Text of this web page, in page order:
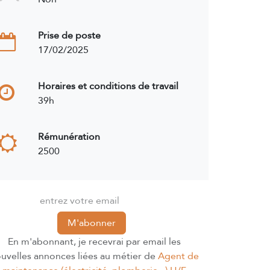
Prise de poste
17/02/2025
Horaires et conditions de travail
39h
Rémunération
2500
M'abonner
En m'abonnant, je recevrai par email les
annonces liées au métier de Agent de